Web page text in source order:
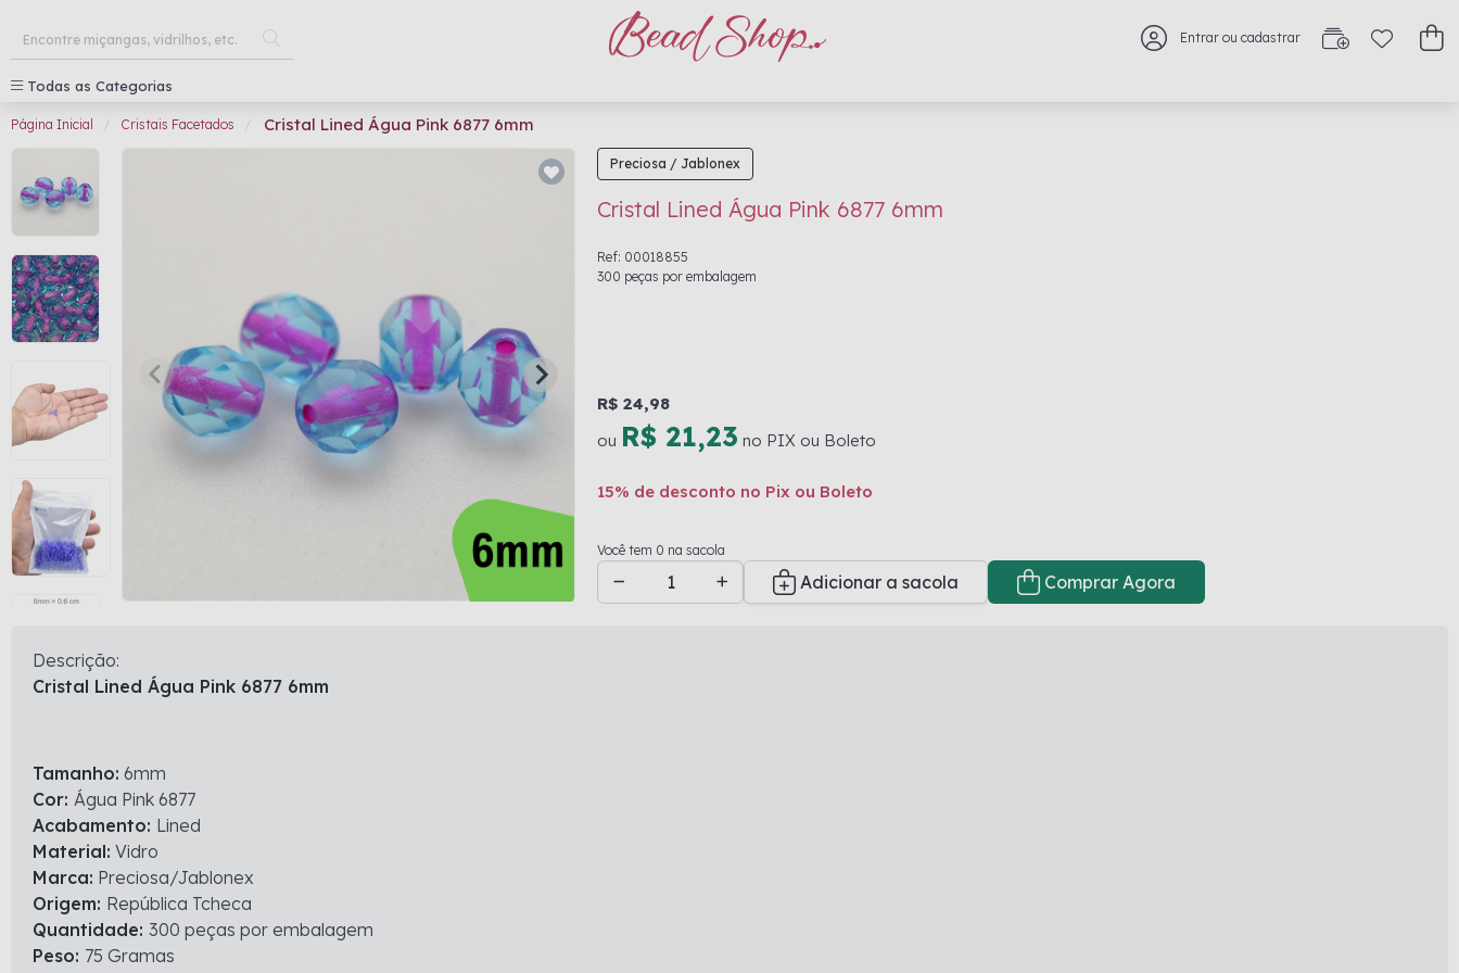
Entrar ou cadastrar
Todas as Categorias
Página Inicial Cristais Facetados Cristal Lined Água Pink 6877 6mm
Preciosa / Jablonex
Cristal Lined Água Pink 6877 6mm
Ref: 00018855
300 peças por embalagem
R$ 24,98
ou R$ 21,23 no PIX ou Boleto
15% de desconto no Pix ou Boleto
Você tem 0 na sacola
Adicionar a sacola
Comprar Agora
Descrição:
Cristal Lined Água Pink 6877 6mm
Tamanho: 6mm
Cor: Água Pink 6877
Acabamento: Lined
Material: Vidro
Marca: Preciosa/Jablonex
Origem: República Tcheca
Quantidade: 300 peças por embalagem
Peso: 75 Gramas